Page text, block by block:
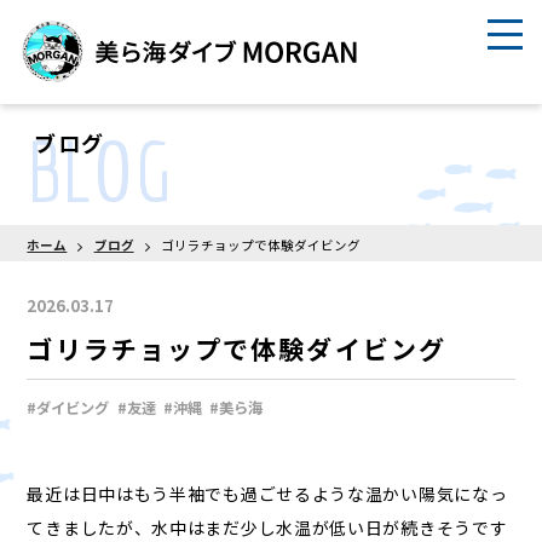
ブログ
BLOG
ホーム ブログ ゴリラチョップで体験ダイビング
2026.03.17
ゴリラチョップで体験ダイビング
#ダイビング #友達 #沖縄 #美ら海
最近は日中はもう半袖でも過ごせるような温かい陽気になっ
てきましたが、水中はまだ少し水温が低い日が続きそうです